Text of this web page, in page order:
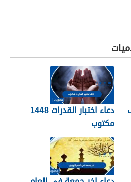
دعاء اختبار القدرات 1448
مكتوب